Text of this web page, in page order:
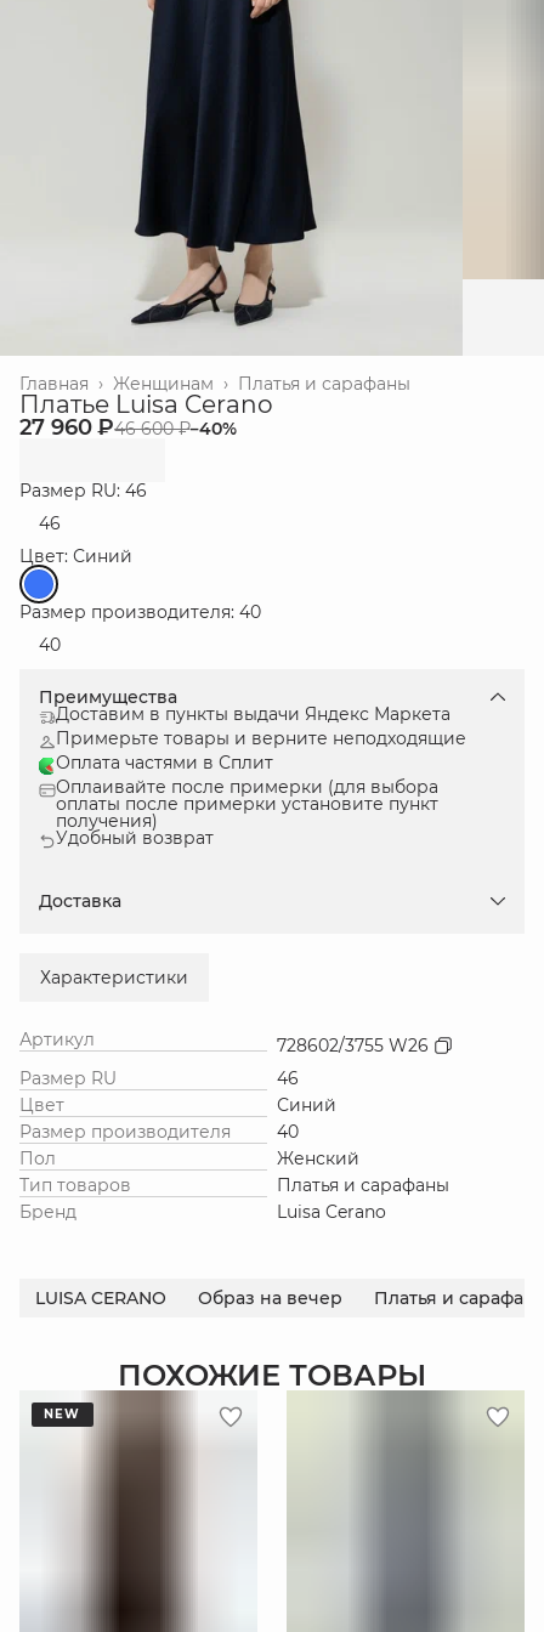
Платья и сарафаны
Женщинам ›
Главная ›
Платье Luisa Cerano
27 960 ₽46 600 ₽−40%
Размер RU: 46
46
Цвет: Синий
Размер производителя: 40
40
Преимущества
Доставим в пункты выдачи Яндекс Маркета
Примерьте товары и верните неподходящие
Оплата частями в Сплит
Оплаивайте после примерки (для выбора
оплаты после примерки установите пункт
получения)
Удобный возврат
Доставка
Характеристики
Артикул
728602/3755 W26
Размер RU
46
Цвет
Синий
Размер производителя
40
Пол
Женский
Тип товаров
Платья и сарафаны
Бренд
Luisa Cerano
LUISA CERANO Образ на вечер Платья и
ПОХОЖИЕ ТОВАРЫ
NEW